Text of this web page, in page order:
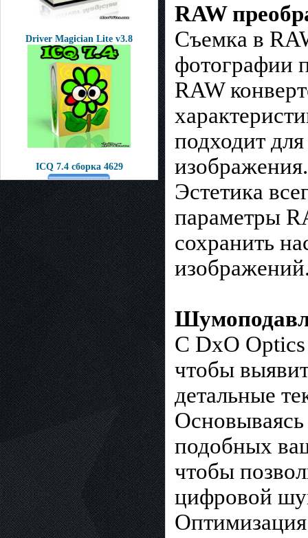
Driver Magician Lite v3.8
ICQ 7.4 сборка 4629
RAW
Съемка в
фотографии
RAW
подходит
изображения.
Эстетика
параметры
сохранить
С DxO Optics
чтобы
детальные
подобных
чтобы
цифровой
Оптимизация